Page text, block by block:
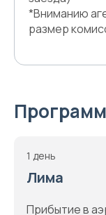
*Вниманию
размер
1 день
Лима
Прибытие в